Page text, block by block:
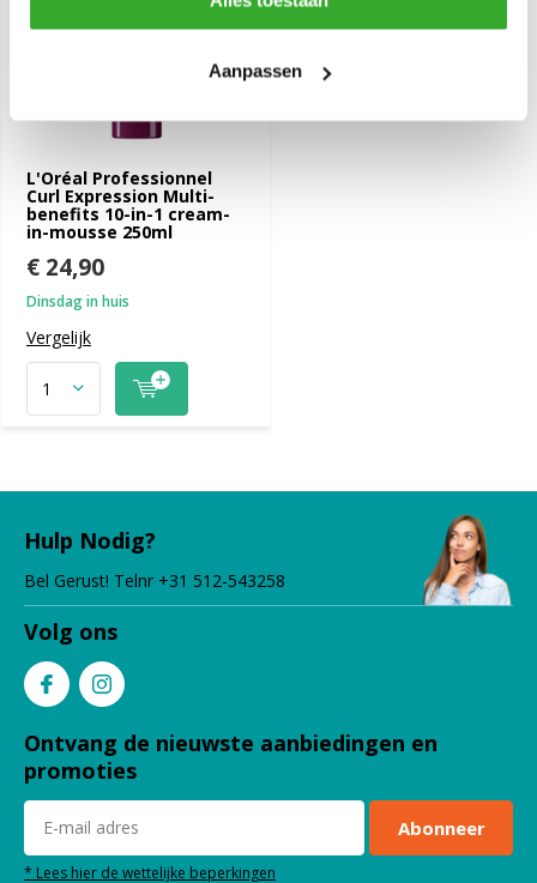
Aanpassen
L'Oréal Professionnel
Curl Expression Multi-
benefits 10-in-1 cream-
in-mousse 250ml
€ 24,90
Dinsdag in huis
Vergelijk
Hulp Nodig?
Bel Gerust! Telnr +31 512-543258
Volg ons
Ontvang de nieuwste aanbiedingen en
promoties
Abonneer
* Lees hier de wettelijke beperkingen